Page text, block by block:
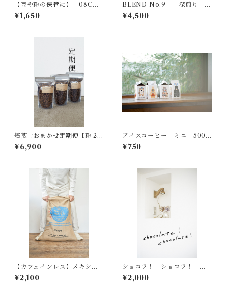
【豆や粉の保管に】 08COF
FEE オリジナルキャニスタ
ー缶
¥1,650
BLEND No.9 深煎り 5
00g
¥4,500
焙煎士おまかせ定期便【粉 20
0g】3種 ｜送料無料｜
¥6,900
アイスコーヒー ミニ 500m
l【無糖】
¥750
【カフェインレス】メキシ
コ チアパス州 フライレス
カ地区 中煎り 200g
¥2,100
ショコラ！ ショコラ！ 深
煎り 200g
¥2,000